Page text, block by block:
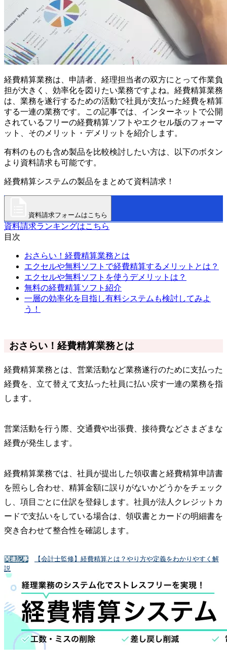
経費精算業務は、申請者、経理担当者の双方にとって作業負
担が大きく、効率化を図りたい業務ですよね。経費精算業務
は、業務を遂行するための活動で社員が支払った経費を精算
する一連の業務です。この記事では、インターネットで公開
されているフリーの経費精算ソフトやエクセル版のフォーマ
ット、そのメリット・デメリットを紹介します。
有料のものも含め製品を比較検討したい方は、以下のボタン
より資料請求も可能です。
経費精算システムの製品をまとめて資料請求！
資料請求フォームはこちら
資料請求ランキングはこちら
目次
おさらい！経費精算業務とは
エクセルや無料ソフトで経費精算するメリットとは？
エクセルや無料ソフトを使うデメリットは？
無料の経費精算ソフト紹介
一層の効率化を目指し有料システムも検討してみよ
う！
おさらい！経費精算業務とは
経費精算業務とは、営業活動など業務遂行のために支払った
経費を、立て替えて支払った社員に払い戻す一連の業務を指
します。
営業活動を行う際、交通費や出張費、接待費などさまざまな
経費が発生します。
経費精算業務では、社員が提出した領収書と経費精算申請書
を照らし合わせ、精算金額に誤りがないかどうかをチェック
し、項目ごとに仕訳を登録します。社員が法人クレジットカ
ードで支払いをしている場合は、領収書とカードの明細書を
突き合わせて整合性を確認します。
関連記事
【会計士監修】経費精算とは？やり方や定義をわかりやすく解
説